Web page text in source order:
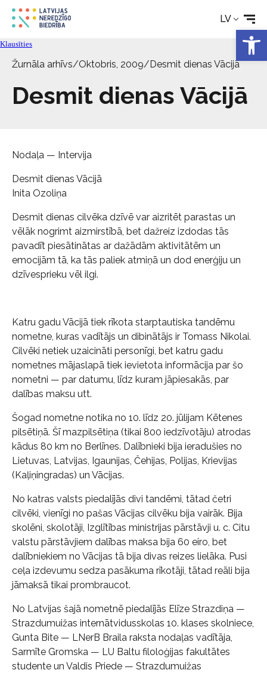
LV
Kontakti
Klausīties
Žurnāla arhīvs/Oktobris, 2009/Desmit dienas Vācijā
Desmit dienas Vācijā
Nodaļa — Intervija
Desmit dienas Vācijā
Inita Ozoliņa
Desmit dienas cilvēka dzīvē var aizritēt parastas un
vēlāk nogrimt aizmirstībā, bet dažreiz izdodas tās
pavadīt piesātinātas ar dažādām aktivitātēm un
emocijām tā, ka tās paliek atmiņā un dod enerģiju un
dzīvesprieku vēl ilgi.
Katru gadu Vācijā tiek rīkota starptautiska tandēmu
nometne, kuras vadītājs un dibinātājs ir Tomass Nikolai.
Cilvēki netiek uzaicināti personīgi, bet katru gadu
nometnes mājaslapā tiek ievietota informācija par šo
nometni — par datumu, līdz kuram jāpiesakās, par
dalības maksu utt.
Šogad nometne notika no 10. līdz 20. jūlijam Kētenes
pilsētiņā. Šī mazpilsētiņa (tikai 800 iedzīvotāju) atrodas
kādus 80 km no Berlīnes. Dalībnieki bija ieradušies no
Lietuvas, Latvijas, Igaunijas, Čehijas, Polijas, Krievijas
(Kaļiņingradas) un Vācijas.
No katras valsts piedalījās divi tandēmi, tātad četri
cilvēki, vienīgi no pašas Vācijas cilvēku bija vairāk. Bija
skolēni, skolotāji, Izglītības ministrijas pārstāvji u. c. Citu
valstu pārstāvjiem dalības maksa bija 60 eiro, bet
dalībniekiem no Vācijas tā bija divas reizes lielāka. Pusi
ceļa izdevumu sedza pasākuma rīkotāji, tātad reāli bija
jāmaksā tikai prombraucot.
No Latvijas šajā nometnē piedalījās Elīze Strazdiņa —
Strazdumuižas internātvidusskolas 10. klases skolniece,
Gunta Bite — LNerB Braila raksta nodaļas vadītāja,
Sarmīte Gromska — LU Baltu filoloģijas fakultātes
studente un Valdis Priede — Strazdumuižas